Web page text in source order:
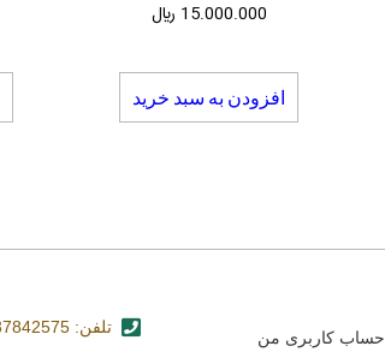
15.000.000 ﷼
افزودن به سبد خرید
حساب کاربری من
تلفن: 02537842575